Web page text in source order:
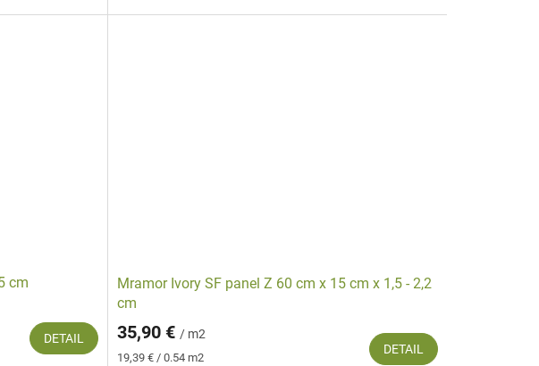
cm
DETAIL
Mramor Ivory SF panel Z 60 cm x 15 cm x 1,5 - 2,2
cm
35,90 € / m2
Jednotková
19,39 € / 0.54 m2
DETAIL